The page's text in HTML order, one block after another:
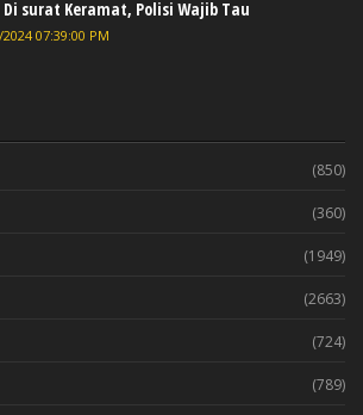
Di surat Keramat, Polisi Wajib Tau
07:39:00 PM
(850)
(360)
(1949)
(2663)
(724)
(789)